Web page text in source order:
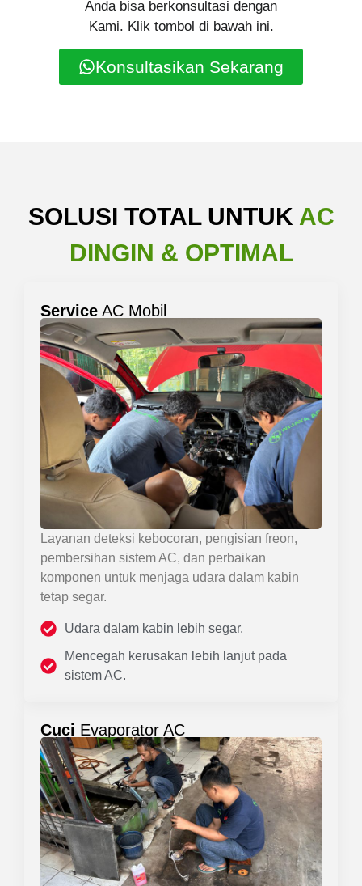
Anda bisa berkonsultasi dengan
Kami. Klik tombol di bawah ini.
Konsultasikan Sekarang
SOLUSI TOTAL UNTUK AC
DINGIN & OPTIMAL
Service AC Mobil
Layanan deteksi kebocoran, pengisian freon,
pembersihan sistem AC, dan perbaikan
komponen untuk menjaga udara dalam kabin
tetap segar.
Udara dalam kabin lebih segar.
Mencegah kerusakan lebih lanjut pada
sistem AC.
Cuci Evaporator AC